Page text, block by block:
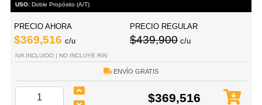
USO: Doble Propósito (A/T)
PRECIO AHORA
$369,516 c/u
PRECIO REGULAR
$439,900 c/u
IVA INCLUIDO | NO INCLUYE RIN
ENVÍO GRATIS
$369,516